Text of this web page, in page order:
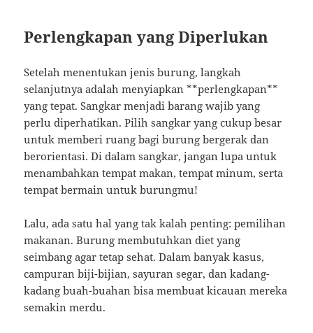
Perlengkapan yang Diperlukan
Setelah menentukan jenis burung, langkah
selanjutnya adalah menyiapkan **perlengkapan**
yang tepat. Sangkar menjadi barang wajib yang
perlu diperhatikan. Pilih sangkar yang cukup besar
untuk memberi ruang bagi burung bergerak dan
berorientasi. Di dalam sangkar, jangan lupa untuk
menambahkan tempat makan, tempat minum, serta
tempat bermain untuk burungmu!
Lalu, ada satu hal yang tak kalah penting: pemilihan
makanan. Burung membutuhkan diet yang
seimbang agar tetap sehat. Dalam banyak kasus,
campuran biji-bijian, sayuran segar, dan kadang-
kadang buah-buahan bisa membuat kicauan mereka
semakin merdu.